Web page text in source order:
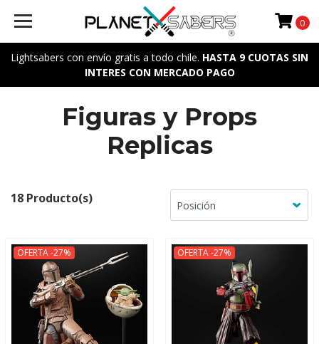
Lightsabers con envío gratis a todo chile. HASTA 9 CUOTAS SIN
INTERES CON MERCADO PAGO
0
Figuras y Props
Replicas
18 Producto(s)
OFERTA -27% OFERTA -27%